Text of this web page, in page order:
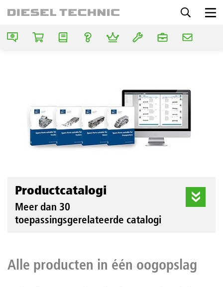
Productcatalogi
Meer dan 30
toepassingsgerelateerde catalogi
Alle producten in één oogopslag